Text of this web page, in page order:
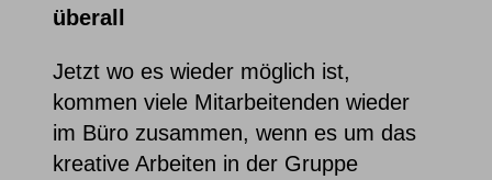
überall
Jetzt wo es wieder möglich ist,
kommen viele Mitarbeitenden wieder
im Büro zusammen, wenn es um das
kreative Arbeiten in der Gruppe